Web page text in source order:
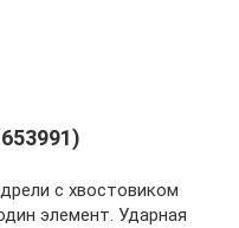
с хвостовиком
элемент. Ударная